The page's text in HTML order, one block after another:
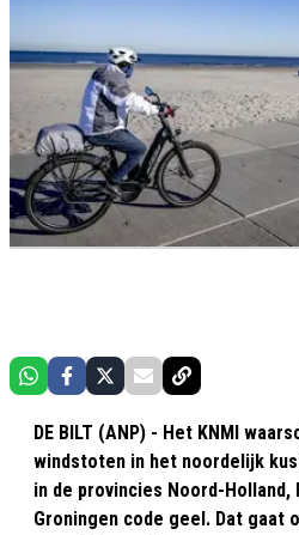
DE BILT (ANP) - Het KNMI
windstoten in het noordelijk
in de provincies Noord-Holland,
Groningen code geel. Dat gaat